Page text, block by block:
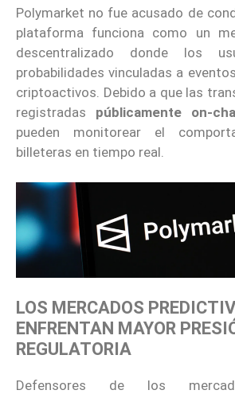
Polymarket no fue acusado de
plataforma funciona como un
descentralizado donde los
probabilidades vinculadas a
criptoactivos. Debido a que las
registradas públicamente on-
pueden monitorear el
billeteras en tiempo real.
LOS MERCADOS
ENFRENTAN MAYOR
REGULATORIA
Defensores de los